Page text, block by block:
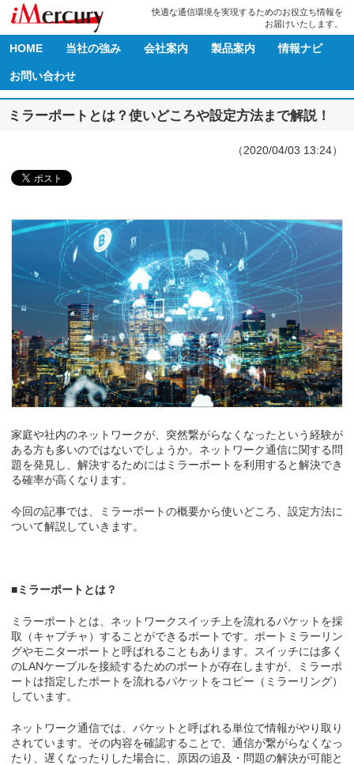
快適な通信環境を実現するためのお役立ち情報を
お届けいたします。
HOME 当社の強み 会社案内 製品案内 情報ナビ
お問い合わせ
ミラーポートとは？使いどころや設定方法まで解説！
（2020/04/03 13:24）
家庭や社内のネットワークが、突然繋がらなくなったという経験が
ある方も多いのではないでしょうか。ネットワーク通信に関する問
題を発見し、解決するためにはミラーポートを利用すると解決でき
る確率が高くなります。
今回の記事では、ミラーポートの概要から使いどころ、設定方法に
ついて解説していきます。
■ミラーポートとは？
ミラーポートとは、ネットワークスイッチ上を流れるパケットを採
取（キャプチャ）することができるポートです。ポートミラーリン
グやモニターポートと呼ばれることもあります。スイッチには多く
のLANケーブルを接続するためのポートが存在しますが、ミラーポ
ートは指定したポートを流れるパケットをコピー（ミラーリング）
しています。
ネットワーク通信では、パケットと呼ばれる単位で情報がやり取り
されています。その内容を確認することで、通信が繋がらなくなっ
たり、遅くなったりした場合に、原因の追及・問題の解決が可能と